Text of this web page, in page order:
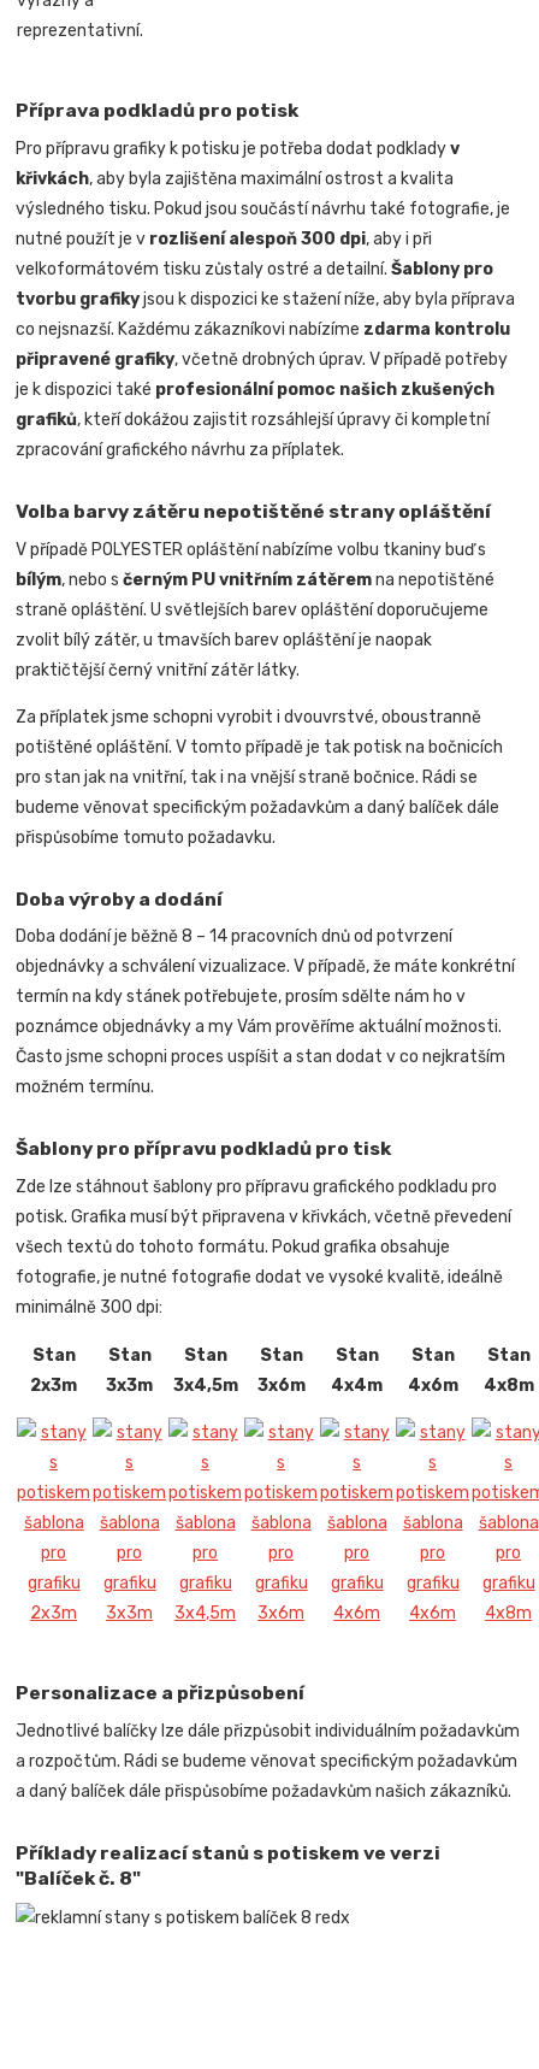
reprezentativní.
Příprava podkladů pro potisk
Pro přípravu grafiky k potisku je potřeba dodat podkladyv
křivkách, aby byla zajištěna maximální ostrost a kvalita
výsledného tisku. Pokud jsou součástí návrhu také fotografie, je
nutné použít je v rozlišení alespoň 300 dpi, aby i při
velkoformátovém tisku zůstaly ostré a detailní.Šablony pro
tvorbu grafikyjsou k dispozici ke stažení níže, aby byla příprava
co nejsnazší. Každému zákazníkovi nabízíme zdarma kontrolu
připravené grafiky, včetně drobných úprav. V případě potřeby
je k dispozici také profesionální pomoc našich zkušených
grafiků, kteří dokážou zajistit rozsáhlejší úpravy či kompletní
zpracování grafického návrhu za příplatek.
Volba barvy zátěru nepotištěné strany opláštění
V případě POLYESTER opláštění nabízíme volbu tkaniny buď s
bílým, nebo sčerným PU vnitřním zátěremna nepotištěné
straně opláštění. U světlejších barev opláštění doporučujeme
zvolit bílý zátěr, u tmavších barev opláštění je naopak
praktičtější černý vnitřní zátěr látky.
Za příplatek jsme schopni vyrobit i dvouvrstvé, oboustranně
potištěné opláštění. V tomto případě je tak potisk na bočnicích
pro stan jak na vnitřní, tak i na vnější straně bočnice. Rádi se
budeme věnovat specifickým požadavkům a daný balíček dále
přispůsobíme tomuto požadavku.
Doba výroby a dodání
Doba dodání je běžně 8 – 14 pracovních dnů od potvrzení
objednávky a schválení vizualizace. V případě, že máte konkrétní
termín na kdy stánek potřebujete, prosím sdělte nám ho v
poznámce objednávky a my Vám prověříme aktuální možnosti.
Často jsme schopni proces uspíšit a stan dodat v co nejkratším
možném termínu.
Šablony pro přípravu podkladů pro tisk
Zde lze stáhnout šablony pro přípravu grafického podkladu pro
potisk. Grafika musí být připravena v křivkách, včetně převedení
všech textů do tohoto formátu. Pokud grafika obsahuje
fotografie, je nutné fotografie dodat ve vysoké kvalitě, ideálně
minimálně 300 dpi:
Stan
2x3m
Stan
3x3m
Stan
3x4,5m
Stan
3x6m
Stan
4x4m
Stan
4x6m
Stan
4x8m
Personalizace a přizpůsobení
Jednotlivé balíčky lze dále přizpůsobit individuálním požadavkům
a rozpočtům. Rádi se budeme věnovat specifickým požadavkům
a daný balíček dále přispůsobíme požadavkům našich zákazníků.
Příklady realizací stanů s potiskem ve verzi
"Balíček č. 8"